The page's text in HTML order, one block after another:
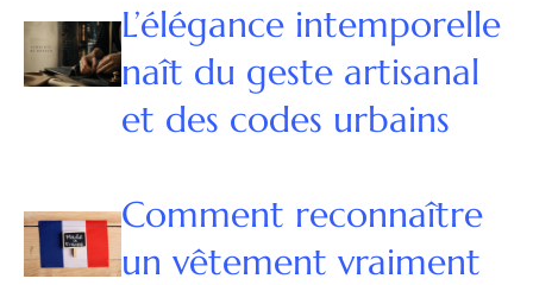
L’élégance intemporelle
naît du geste artisanal
et des codes urbains
Comment reconnaître
un vêtement vraiment